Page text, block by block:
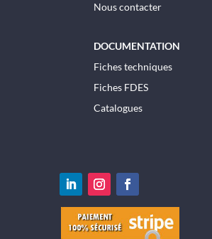
Nous contacter
DOCUMENTATION
Fiches techniques
Fiches FDES
Catalogues